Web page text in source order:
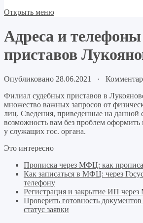
Открыть меню
Адреса и
приставов
Опубликовано 28.06.2021 ·
Филиал судебных приставов в
множество важных запросов от
лиц. Сведения, приведенные на данной
возможность вам без проблем
у служащих гос. органа.
Это интересно
Прописка через МФЦ: как
Как записаться в МФЦ: через
телефону
Регистрация и закрытие ИП
Проверить готовность
статус заявки